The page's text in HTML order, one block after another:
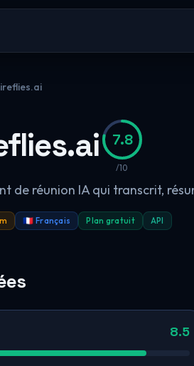
7.8
/10
de réunion IA qui transcrit,
🇫🇷 Français Plan gratuit API
8.5